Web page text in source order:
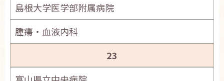
島根大学医学部附属病院
腫瘍・血液内科
23